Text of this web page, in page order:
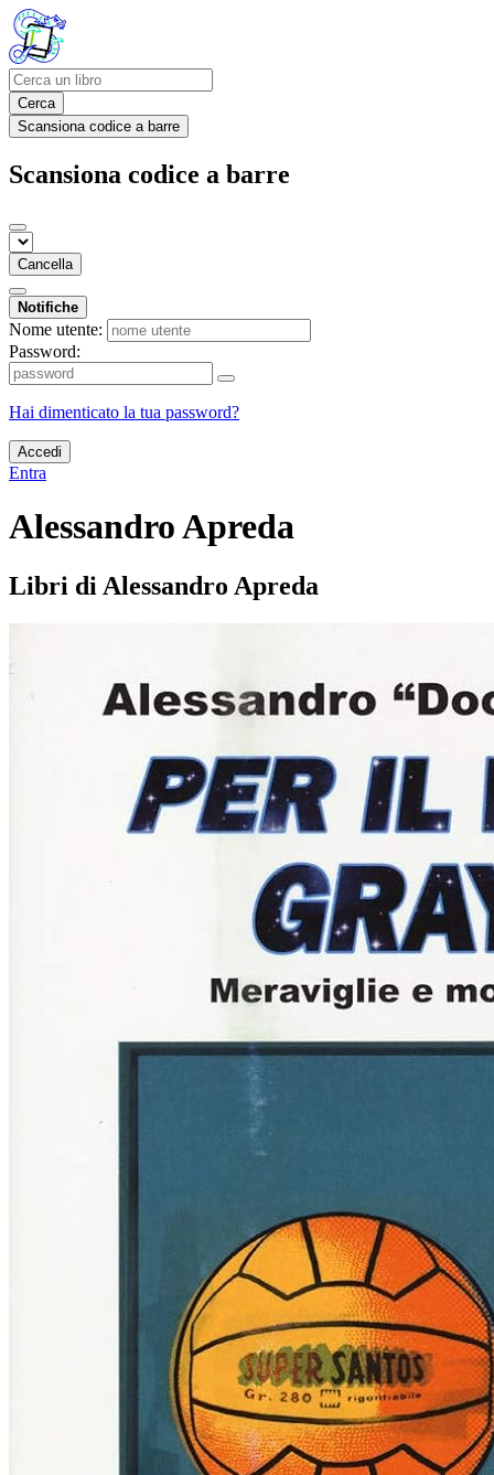
Cerca
Scansiona codice a barre
Scansiona codice a barre
Cancella
Notifiche
Nome utente:
Password:
Hai dimenticato la tua password?
Accedi
Entra
Alessandro Apreda
Libri di Alessandro Apreda